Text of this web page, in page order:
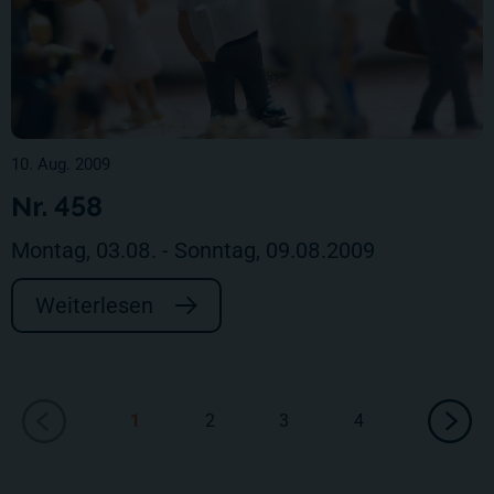
10. Aug. 2009
Nr. 458
Montag, 03.08. - Sonntag, 09.08.2009
Weiterlesen
2 3 4